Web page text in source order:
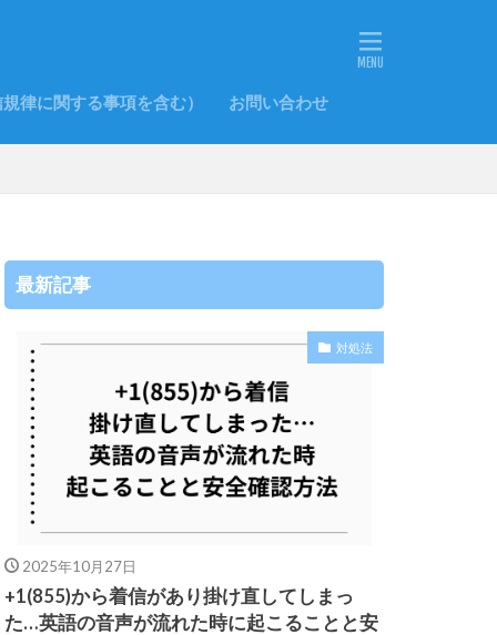
律に関する事項を含む） お問い合わせ
最新記事
対処法
2025年10月27日
+1(855)から着信があり掛け直してしまっ
た…英語の音声が流れた時に起こることと安